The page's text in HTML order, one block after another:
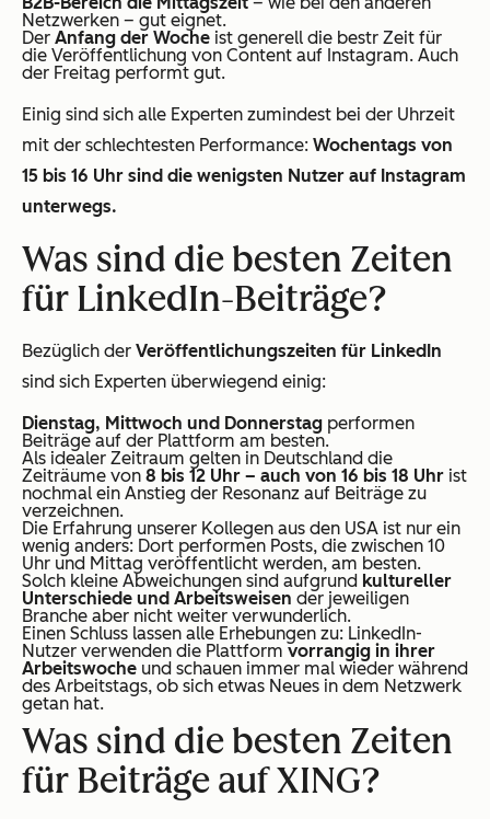
Netzwerken – gut eignet.
Der Anfang der Woche ist generell die bestr Zeit für
die Veröffentlichung von Content auf Instagram. Auch
der Freitag performt gut.
Einig sind sich alle Experten zumindest bei der Uhrzeit
mit der schlechtesten Performance: Wochentags von
15 bis 16 Uhr sind die wenigsten Nutzer auf Instagram
unterwegs.
Was sind die besten Zeiten
für LinkedIn-Beiträge?
Bezüglich der Veröffentlichungszeiten für LinkedIn
sind sich Experten überwiegend einig:
Dienstag, Mittwoch und Donnerstag performen
Beiträge auf der Plattform am besten.
Als idealer Zeitraum gelten in Deutschland die
Zeiträume von 8 bis 12 Uhr – auch von 16 bis 18 Uhr ist
nochmal ein Anstieg der Resonanz auf Beiträge zu
verzeichnen.
Die Erfahrung unserer Kollegen aus den USA ist nur ein
wenig anders: Dort performen Posts, die zwischen 10
Uhr und Mittag veröffentlicht werden, am besten.
Solch kleine Abweichungen sind aufgrund kultureller
Unterschiede und Arbeitsweisen der jeweiligen
Branche aber nicht weiter verwunderlich.
Einen Schluss lassen alle Erhebungen zu: LinkedIn-
Nutzer verwenden die Plattform vorrangig in ihrer
Arbeitswoche und schauen immer mal wieder während
des Arbeitstags, ob sich etwas Neues in dem Netzwerk
getan hat.
Was sind die besten Zeiten
für Beiträge auf XING?